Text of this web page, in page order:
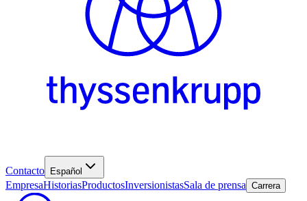
Contacto Español
EmpresaHistoriasProductosInversionistasSala de prensa Carrera